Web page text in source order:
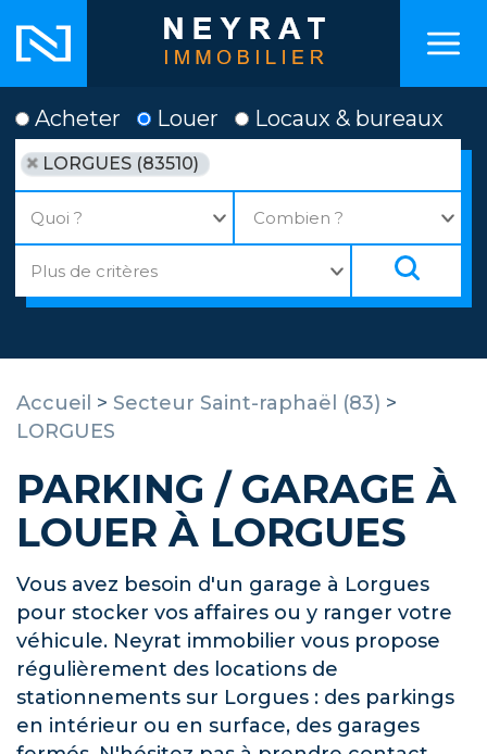
Acheter Louer Locaux & bureaux
LORGUES (83510)
Accueil > Secteur Saint-raphaël (83) >
LORGUES
PARKING / GARAGE À
LOUER À LORGUES
Vous avez besoin d'un garage à Lorgues
pour stocker vos affaires ou y ranger votre
véhicule. Neyrat immobilier vous propose
régulièrement des locations de
stationnements sur Lorgues : des parkings
en intérieur ou en surface, des garages